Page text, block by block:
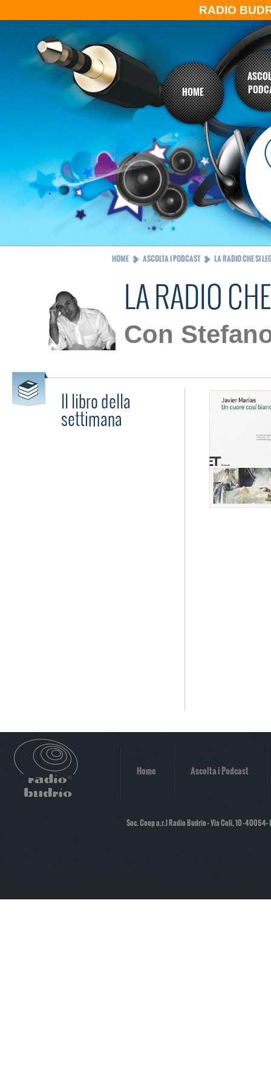
RADIO
HOME
HOME ASCOLTA I PODCAST LA RADIO CHE SI
LA RADIO
Con
Il libro della
settimana
Home Ascolta i Podcast
Soc. Coop a.r.l Radio Budrio - Via Coli, 10 -40054-